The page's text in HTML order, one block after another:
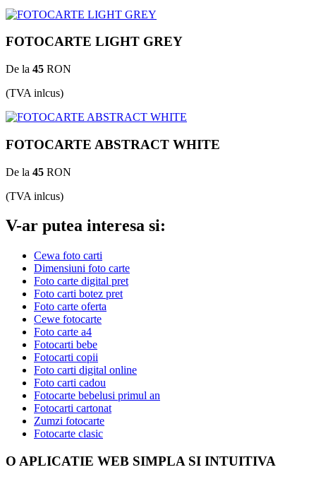
FOTOCARTE LIGHT GREY
De la 45 RON
(TVA inlcus)
FOTOCARTE ABSTRACT WHITE
De la 45 RON
(TVA inlcus)
V-ar putea interesa si:
Cewa foto carti
Dimensiuni foto carte
Foto carte digital pret
Foto carti botez pret
Foto carte oferta
Cewe fotocarte
Foto carte a4
Fotocarti bebe
Fotocarti copii
Foto carti digital online
Foto carti cadou
Fotocarte bebelusi primul an
Fotocarti cartonat
Zumzi fotocarte
Fotocarte clasic
O APLICATIE WEB SIMPLA SI INTUITIVA